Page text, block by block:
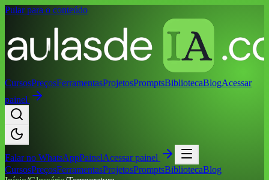
Pular para o conteúdo
CursosPreçosFerramentasProjetosPromptsBibliotecaBlogAcessar
painel
Falar no WhatsAppPainelAcessar painel
CursosPreçosFerramentasProjetosPromptsBibliotecaBlog